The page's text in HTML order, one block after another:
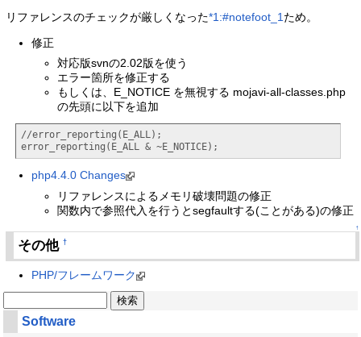
リファレンスのチェックが厳しくなった*1:#notefoot_1 ため。
修正
対応版svnの2.02版を使う
エラー箇所を修正する
もしくは、E_NOTICE を無視する mojavi-all-classes.php
の先頭に以下を追加
//error_reporting(E_ALL);
error_reporting(E_ALL & ~E_NOTICE);
php4.4.0 Changes
リファレンスによるメモリ破壊問題の修正
関数内で参照代入を行うとsegfaultする(ことがある)の修正
↑
その他†
PHP/フレームワーク
Software